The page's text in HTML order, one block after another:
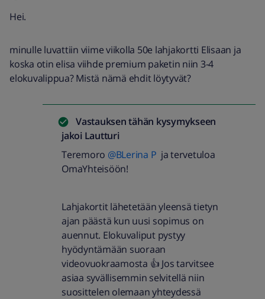
Hei.
minulle luvattiin viime viikolla 50e lahjakortti Elisaan ja
koska otin elisa viihde premium paketin niin 3-4
elokuvalippua? Mistä nämä ehdit löytyvät?
Vastauksen tähän kysymykseen
jakoi Lautturi
Teremoro @BLerina P ja tervetuloa
OmaYhteisöön!
Lahjakortit lähetetään yleensä tietyn
ajan päästä kun uusi sopimus on
auennut. Elokuvaliput pystyy
hyödyntämään suoraan
videovuokraamosta 👍 Jos tarvitsee
asiaa syvällisemmin selvitellä niin
suosittelen olemaan yhteydessä